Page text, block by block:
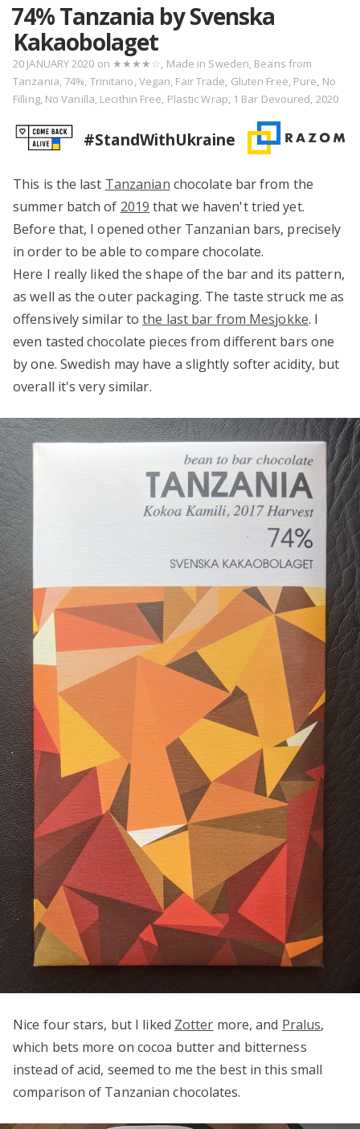
74% Tanzania by Svenska
Kakaobolaget
20 JANUARY 2020 on ★★★★☆, Made in Sweden, Beans from
Tanzania, 74%, Trinitario,Vegan, Fair Trade, Gluten Free, Pure, No
Filling, No Vanilla, Lecithin Free, Plastic Wrap, 1 Bar Devoured, 2020
#StandWithUkraine
This is the last Tanzanian chocolate bar from the
summer batch of 2019 that we haven't tried yet.
Before that, I opened other Tanzanian bars, precisely
in order to be able to compare chocolate.
Here I really liked the shape of the bar and its pattern,
as well as the outer packaging. The taste struck me as
offensively similar tothe last bar from Mesjokke. I
even tasted chocolate pieces from different bars one
by one. Swedish may have a slightly softer acidity, but
overall it's very similar.
Nice four stars, but I liked Zotter more, and Pralus,
which bets more on cocoa butter and bitterness
instead of acid, seemed to me the best in this small
comparison of Tanzanian chocolates.